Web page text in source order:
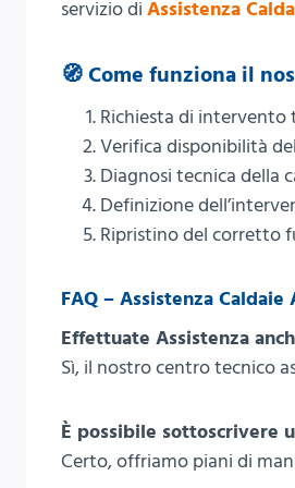
servizio di Assistenza
🧭 Come funziona il
Richiesta di
Verifica disponibilità
Diagnosi tecnica della
Definizione
Ripristino del corretto
FAQ – Assistenza
Effettuate Assistenza
Sì, il nostro centro tecnico
È possibile sottoscrivere
Certo, offriamo piani di